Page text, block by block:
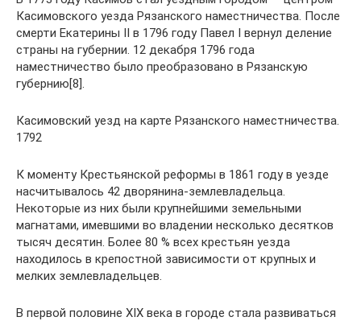
Касимовского уезда Рязанского наместничества. После
смерти Екатерины II в 1796 году Павел I вернул деление
страны на губернии. 12 декабря 1796 года
наместничество было преобразовано в Рязанскую
губернию[8].
Касимовский уезд на карте Рязанского наместничества.
1792
К моменту Крестьянской реформы в 1861 году в уезде
насчитывалось 42 дворянина-землевладельца.
Некоторые из них были крупнейшими земельными
магнатами, имевшими во владении несколько десятков
тысяч десятин. Более 80 % всех крестьян уезда
находилось в крепостной зависимости от крупных и
мелких землевладельцев.
В первой половине XIX века в городе стала развиваться